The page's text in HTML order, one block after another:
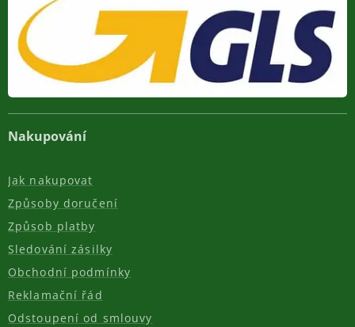
Nakupování
Jak nakupovat
Způsoby doručení
Způsob platby
Sledování zásilky
Obchodní podmínky
Reklamační řád
Odstoupení od smlouvy